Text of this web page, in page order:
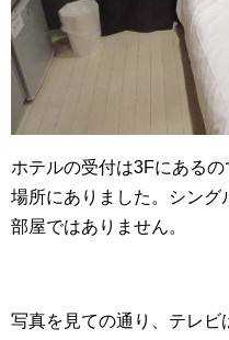
ホテルの受付は3Fにある
場所にありました。シング
部屋ではありません。
写真を見ての通り、テレビ